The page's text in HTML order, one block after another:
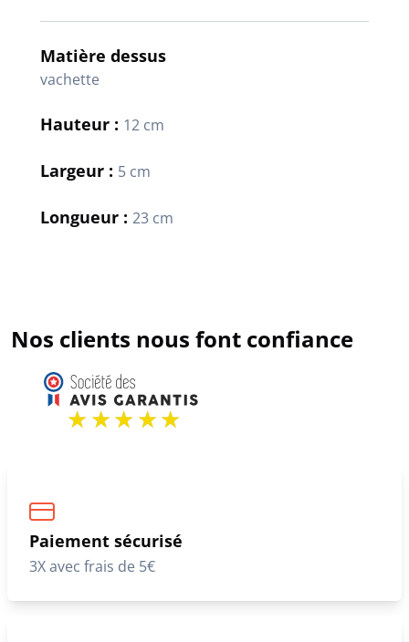
Matière dessus
vachette
Hauteur : 12 cm
Largeur : 5 cm
Longueur : 23 cm
Nos clients nous font confiance
Paiement sécurisé
3X avec frais de 5€